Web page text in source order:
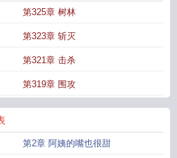
么下架了?明明都是姐姐笔趣阁5200
明都是姐姐未删减版
什么阿姨明明都是姐姐免费阅读
阅读明明都是姐姐未删减
都是姐姐加料版
楼上明明都是姐姐笔趣阁在线明明都是姐
叫什么阿姨为什么阿姨很厉害
第325章 树林
第323章 斩灭
第321章 击杀
第319章 围攻
第2章 阿姨的嘴也很甜